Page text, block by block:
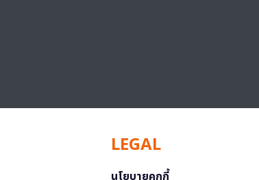
LEGAL
นโยบายคุกกี้